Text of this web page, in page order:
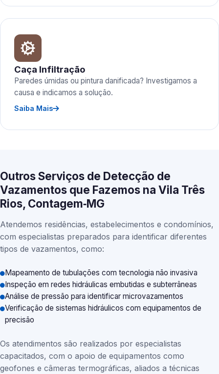
Caça Infiltração
Paredes úmidas ou pintura danificada? Investigamos a
causa e indicamos a solução.
Saiba Mais
Outros Serviços de Detecção de
Vazamentos que Fazemos na Vila Três
Rios, Contagem‑MG
Atendemos residências, estabelecimentos e condomínios,
com especialistas preparados para identificar diferentes
tipos de vazamentos, como:
Mapeamento de tubulações com tecnologia não invasiva
Inspeção em redes hidráulicas embutidas e subterrâneas
Análise de pressão para identificar microvazamentos
Verificação de sistemas hidráulicos com equipamentos de
precisão
Os atendimentos são realizados por especialistas
capacitados, com o apoio de equipamentos como
geofones e câmeras termográficas, aliados a técnicas